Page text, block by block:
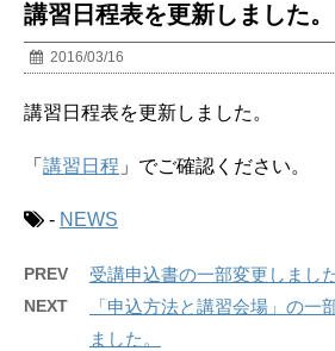
講習日程表を更新しました。
2016/03/16
講習日程表を更新しました。
「 講習日程 」でご確認ください。
- NEWS
PREV 受講申込書の一部変更しました
NEXT
「申込方法と講習会場」の一
ました。